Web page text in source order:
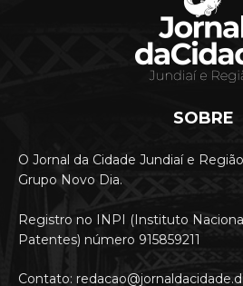
SOBRE
O Jornal da Cidade Jundiaí e
Grupo Novo Dia.
Registro no INPI (Instituto
Patentes) número 915859211
Contato: